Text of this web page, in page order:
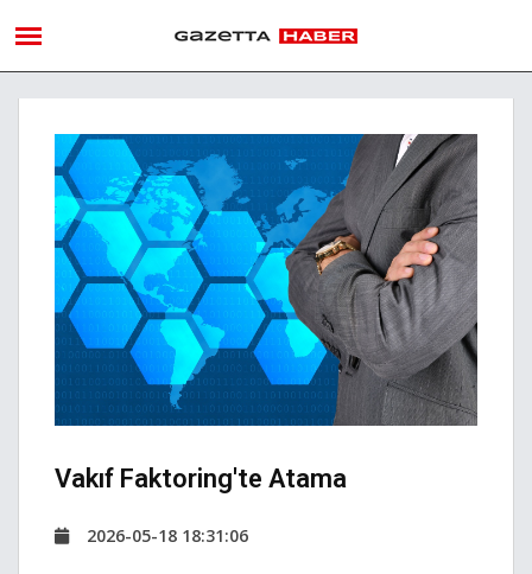
Vakıf Faktoring'te Atama
2026-05-18 18:31:06